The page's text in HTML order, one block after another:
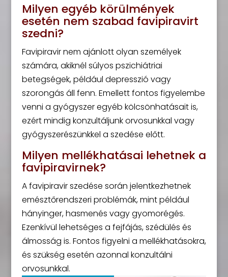
Milyen egyéb körülmények
esetén nem szabad favipiravirt
szedni?
Favipiravir nem ajánlott olyan személyek
számára, akiknél súlyos pszichiátriai
betegségek, például depresszió vagy
szorongás áll fenn. Emellett fontos figyelembe
venni a gyógyszer egyéb kölcsönhatásait is,
ezért mindig konzultáljunk orvosunkkal vagy
gyógyszerészünkkel a szedése előtt.
Milyen mellékhatásai lehetnek a
favipiravirnek?
A favipiravir szedése során jelentkezhetnek
emésztőrendszeri problémák, mint például
hányinger, hasmenés vagy gyomorégés.
Ezenkívül lehetséges a fejfájás, szédülés és
álmosság is. Fontos figyelni a mellékhatásokra,
és szükség esetén azonnal konzultálni
orvosunkkal.